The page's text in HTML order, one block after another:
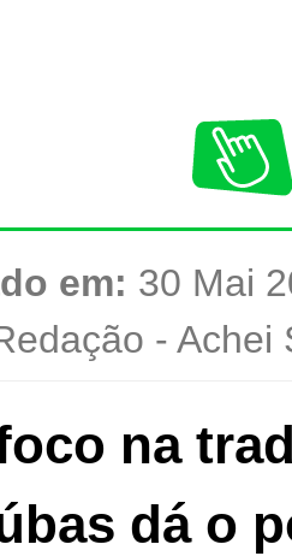
em: 30 Mai
- Achei
na
dá o